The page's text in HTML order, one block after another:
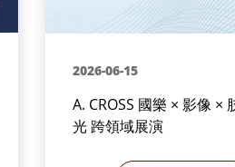
2026-06-15
A. CROSS 國樂 × 影像 ×
光 跨領域展演